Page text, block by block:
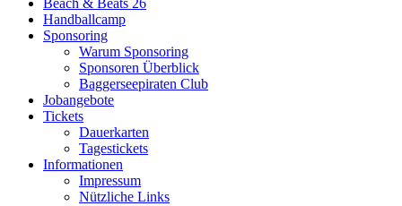
Beach & Beats 26
Handballcamp
Sponsoring
Warum Sponsoring
Sponsoren Überblick
Baggerseepiraten Club
Jobangebote
Tickets
Dauerkarten
Tagestickets
Informationen
Impressum
Nützliche Links